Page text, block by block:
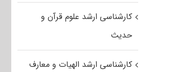
کارشناسی ارشد علوم قرآن و
حدیث
کارشناسی ارشد الهیات و معارف